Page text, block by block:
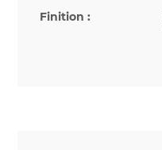
Finition :